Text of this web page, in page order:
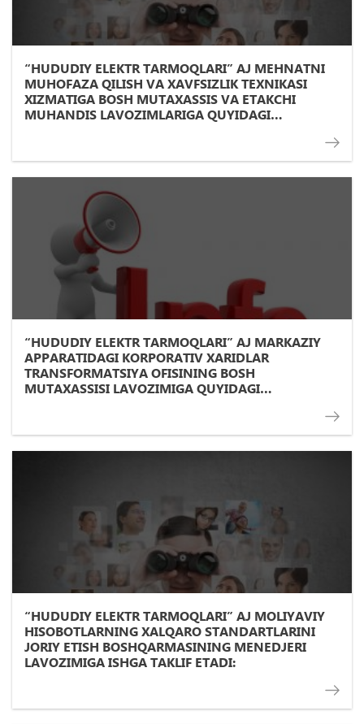
“HUDUDIY ELEKTR TARMOQLARI” AJ MEHNATNI
MUHOFAZA QILISH VA XAVFSIZLIK TEXNIKASI
XIZMATIGA BOSH MUTAXASSIS VA ETAKCHI
MUHANDIS LAVOZIMLARIGA QUYIDAGI
“HUDUDIY ELEKTR TARMOQLARI” AJ MARKAZIY
APPARATIDAGI KORPORATIV XARIDLAR
TRANSFORMATSIYA OFISINING BOSH
MUTAXASSISI LAVOZIMIGA QUYIDAGI
“HUDUDIY ELEKTR TARMOQLARI” AJ MOLIYAVIY
HISOBOTLARNING XALQARO STANDARTLARINI
JORIY ETISH BOSHQARMASINING MENEDJERI
LAVOZIMIGA ISHGA TAKLIF ETADI: